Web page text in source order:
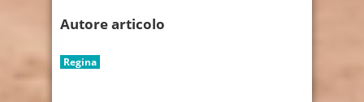
Autore articolo
Regina